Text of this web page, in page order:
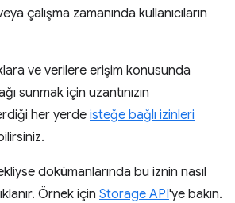
çalışma zamanında kullanıcıların
ve verilere erişim konusunda
sunmak için uzantınızın
her yerde isteğe bağlı izinleri
dokümanlarında bu iznin nasıl
Örnek için Storage API'ye bakın.